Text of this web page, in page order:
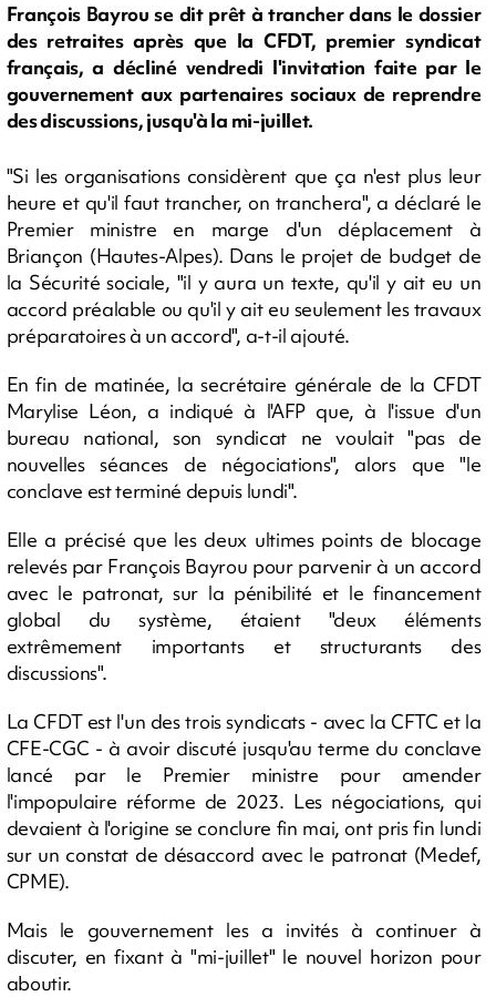
François Bayrou se dit prêt à trancher dans le dossier
des retraites après que la CFDT, premier syndicat
français, a décliné vendredi l'invitation faite par le
gouvernement aux partenaires sociaux de reprendre
des discussions, jusqu'à la mi-juillet.
"Si les organisations considèrent que ça n'est plus leur
heure et qu'il faut trancher, on tranchera", a déclaré le
Premier ministre en marge d'un déplacement à
Briançon (Hautes-Alpes). Dans le projet de budget de
la Sécurité sociale, "il y aura un texte, qu'il y ait eu un
accord préalable ou qu'il y ait eu seulement les travaux
préparatoires à un accord", a-t-il ajouté.
En fin de matinée, la secrétaire générale de la CFDT
Marylise Léon, a indiqué à l'AFP que, à l'issue d'un
bureau national, son syndicat ne voulait "pas de
nouvelles séances de négociations", alors que "le
conclave est terminé depuis lundi".
Elle a précisé que les deux ultimes points de blocage
relevés par François Bayrou pour parvenir à un accord
avec le patronat, sur la pénibilité et le financement
global du système, étaient "deux éléments
extrêmement importants et structurants des
discussions".
La CFDT est l'un des trois syndicats - avec la CFTC et la
CFE-CGC - à avoir discuté jusqu'au terme du conclave
lancé par le Premier ministre pour amender
l'impopulaire réforme de 2023. Les négociations, qui
devaient à l'origine se conclure fin mai, ont pris fin lundi
sur un constat de désaccord avec le patronat (Medef,
CPME).
Mais le gouvernement les a invités à continuer à
discuter, en fixant à "mi-juillet" le nouvel horizon pour
aboutir.